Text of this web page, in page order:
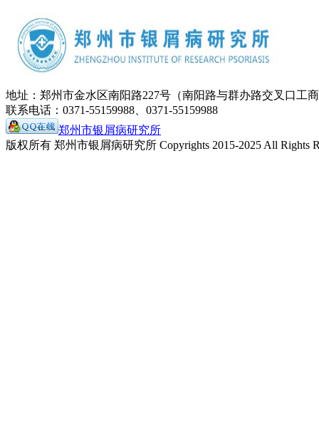
地址：郑州市金水区南阳路227号（南阳路与群办路交叉口工
联系电话：0371-55159988、0371-55159988
郑州市银屑病研究所
版权所有 郑州市银屑病研究所 Copyrights 2015-2025 All Rights